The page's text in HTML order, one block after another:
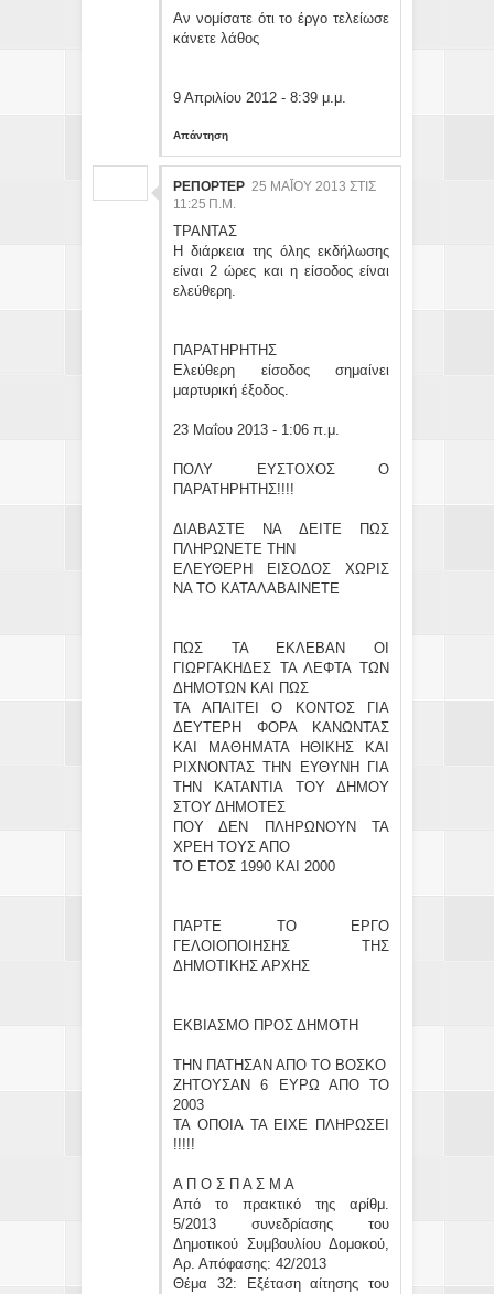
Αν νομίσατε ότι το έργο τελείωσε
κάνετε λάθος
9 Απριλίου 2012 - 8:39 μ.μ.
Απάντηση
ΡΕΠΟΡΤΕΡ 25 ΜΑΪ́ΟΥ 2013 ΣΤΙΣ 11
:25 Π.Μ.
ΤΡΑΝΤΑΣ
Η διάρκεια της όλης εκδήλωσης
είναι 2 ώρες και η είσοδος είναι
ελεύθερη.
ΠΑΡΑΤΗΡΗΤΗΣ
Ελεύθερη είσοδος σημαίνει
μαρτυρική έξοδος.
23 Μαΐου 2013 - 1:06 π.μ.
ΠΟΛΥ ΕΥΣΤΟΧΟΣ Ο
ΠΑΡΑΤΗΡΗΤΗΣ!!!!
ΔΙΑΒΑΣΤΕ ΝΑ ΔΕΙΤΕ ΠΩΣ
ΠΛΗΡΩΝΕΤΕ ΤΗΝ
ΕΛΕΥΘΕΡΗ ΕΙΣΟΔΟΣ ΧΩΡΙΣ
ΝΑ ΤΟ ΚΑΤΑΛΑΒΑΙΝΕΤΕ
ΠΩΣ ΤΑ ΕΚΛΕΒΑΝ ΟΙ
ΓΙΩΡΓΑΚΗΔΕΣ ΤΑ ΛΕΦΤΑ ΤΩΝ
ΔΗΜΟΤΩΝ ΚΑΙ ΠΩΣ
ΤΑ ΑΠΑΙΤΕΙ Ο ΚΟΝΤΟΣ ΓΙΑ
ΔΕΥΤΕΡΗ ΦΟΡΑ ΚΑΝΩΝΤΑΣ
ΚΑΙ ΜΑΘΗΜΑΤΑ ΗΘΙΚΗΣ ΚΑΙ
ΡΙΧΝΟΝΤΑΣ ΤΗΝ ΕΥΘΥΝΗ ΓΙΑ
ΤΗΝ ΚΑΤΑΝΤΙΑ ΤΟΥ ΔΗΜΟΥ
ΣΤΟΥ ΔΗΜΟΤΕΣ
ΠΟΥ ΔΕΝ ΠΛΗΡΩΝΟΥΝ ΤΑ
ΧΡΕΗ ΤΟΥΣ ΑΠΟ
ΤΟ ΕΤΟΣ 1990 ΚΑΙ 2000
ΠΑΡΤΕ ΤΟ ΕΡΓΟ
ΓΕΛΟΙΟΠΟΙΗΣΗΣ ΤΗΣ
ΔΗΜΟΤΙΚΗΣ ΑΡΧΗΣ
ΕΚΒΙΑΣΜΟ ΠΡΟΣ ΔΗΜΟΤΗ
ΤΗΝ ΠΑΤΗΣΑΝ ΑΠΟ ΤΟ ΒΟΣΚΟ
ΖΗΤΟΥΣΑΝ 6 ΕΥΡΩ ΑΠΟ ΤΟ
2003
ΤΑ ΟΠΟΙΑ ΤΑ ΕΙΧΕ ΠΛΗΡΩΣΕΙ
!!!!!
Α Π Ο Σ Π Α Σ Μ Α
Από το πρακτικό της αρίθμ.
5/2013 συνεδρίασης του
Δημοτικού Συμβουλίου Δομοκού,
Αρ. Απόφασης: 42/2013
Θέμα 32: Εξέταση αίτησης του